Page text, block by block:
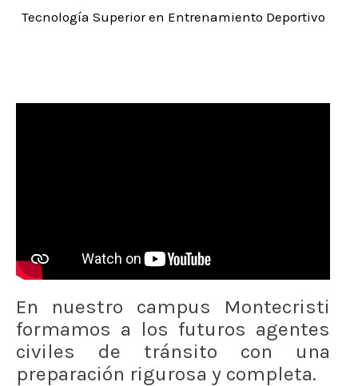
Tecnología Superior en Entrenamiento Deportivo
En nuestro campus Montecristi
formamos a los futuros agentes
civiles de tránsito con una
preparación rigurosa y completa.